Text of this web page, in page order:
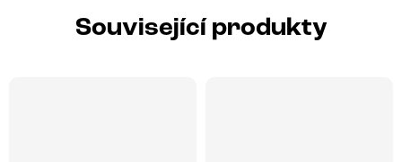
Související produkty